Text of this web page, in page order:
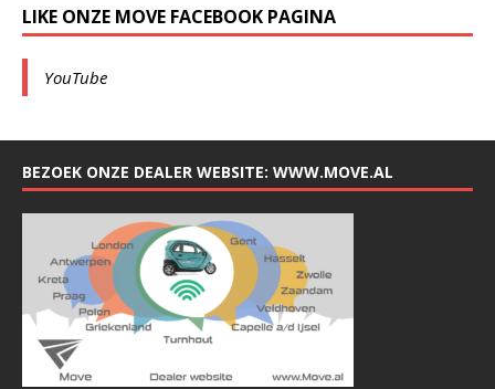
LIKE ONZE MOVE FACEBOOK PAGINA
YouTube
BEZOEK ONZE DEALER WEBSITE: WWW.MOVE.AL